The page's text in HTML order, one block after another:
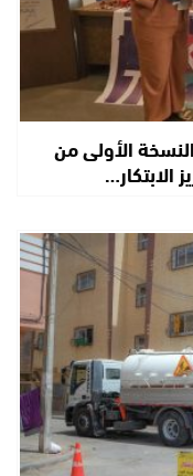
الأولى من